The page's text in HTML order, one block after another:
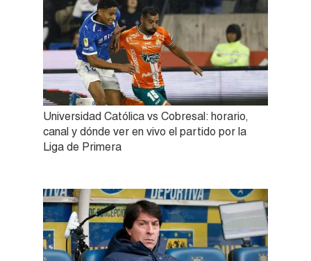
Universidad Católica vs Cobresal: horario,
canal y dónde ver en vivo el partido por la
Liga de Primera